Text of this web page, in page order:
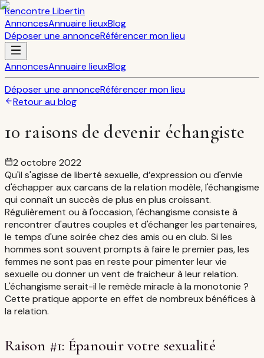
Rencontre Libertin
AnnoncesAnnuaire lieuxBlog
Déposer une annonceRéférencer mon lieu
AnnoncesAnnuaire lieuxBlog
Déposer une annonceRéférencer mon lieu
Retour au blog
10 raisons de devenir échangiste
2 octobre 2022
Qu'il s'agisse de liberté sexuelle, d’expression ou d'envie
d'échapper aux carcans de la relation modèle, l'échangisme
qui connaît un succès de plus en plus croissant.
Régulièrement ou à l'occasion, l'échangisme consiste à
rencontrer d'autres couples et d'échanger les partenaires,
le temps d'une soirée chez des amis ou en club. Si les
hommes sont souvent prompts à faire le premier pas, les
femmes ne sont pas en reste pour pimenter leur vie
sexuelle ou donner un vent de fraicheur à leur relation.
L'échangisme serait-il le remède miracle à la monotonie ?
Cette pratique apporte en effet de nombreux bénéfices à
la relation.
Raison #1: Épanouir votre sexualité